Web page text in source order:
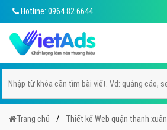
Hotline: 0964 82 6644
Trang chủ Thiết kế Web quận thanh xuân